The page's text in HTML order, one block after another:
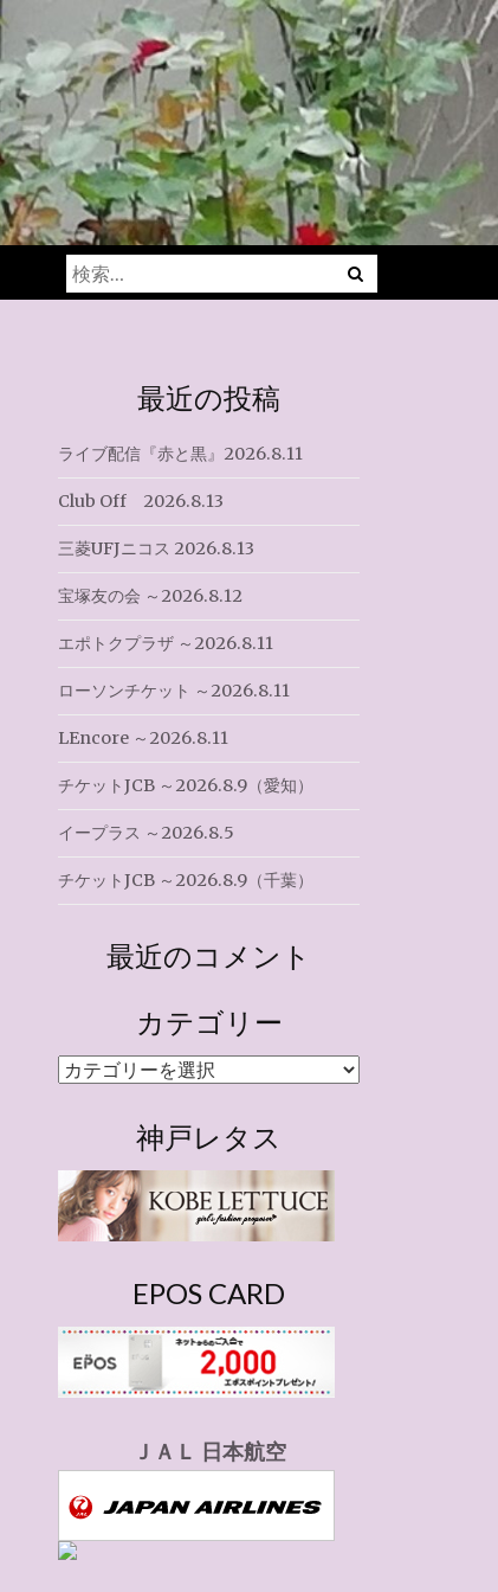
検
索:
最近の投稿
ライブ配信『赤と黒』2026.8.11
Club Off 2026.8.13
三菱UFJニコス 2026.8.13
宝塚友の会 ～2026.8.12
エポトクプラザ ～2026.8.11
ローソンチケット ～2026.8.11
LEncore ～2026.8.11
チケットJCB ～2026.8.9（愛知）
イープラス ～2026.8.5
チケットJCB ～2026.8.9（千葉）
最近のコメント
カテゴリー
カ
ー
神戸レタス
EPOS CARD
ＪＡＬ 日本航空